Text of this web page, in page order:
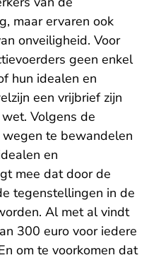
maar ervaren ook
onveiligheid. Voor
geen enkel
hun idealen en
een vrijbrief zijn
Volgens de
te bewandelen
en
mee dat door de
tegenstellingen in de
Al met al vindt
300 euro voor iedere
om te voorkomen dat